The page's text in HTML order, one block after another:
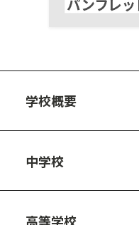
学校概要
中学校
高等学校